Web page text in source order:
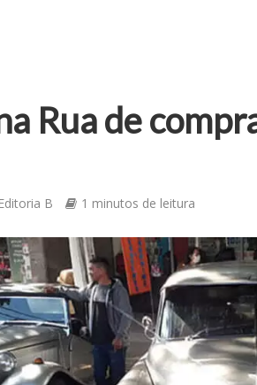
Rua de
Editoria B 1 minutos de leitura